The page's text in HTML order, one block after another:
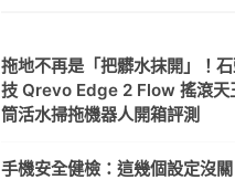
拖地不再是「把髒水抹開」！
技 Qrevo Edge 2 Flow 搖滾天
筒活水掃拖機器人開箱評測
手機安全健檢：這幾個設定沒